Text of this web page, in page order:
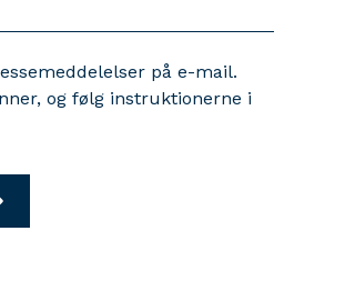
på e-mail.
og følg instruktionerne i